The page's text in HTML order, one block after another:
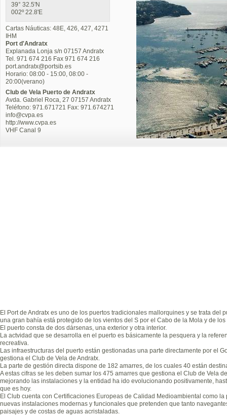
39° 32.5'N
002º 22.8'E
Cartas Náuticas: 48E, 426, 427, 4271
IHM
Port d'Andratx
Explanada Lonja s/n 07157 Andratx
Tel. 971 674 216 Fax 971 674 216
port.andratx@portsib.es
Horario: 08:00 - 15:00, 08:00 -
20:00(verano)
Club de Vela Puerto de Andratx
Avda. Gabriel Roca, 27 07157 Andratx
Teléfono: 971.671721 Fax: 971.674271
info@cvpa.es
http://www.cvpa.es
VHF Canal 9
El Port de Andratx es uno de los puertos tradicionales mallorquines y se trata del
una gran bahía está protegido de los vientos del S por el Cabo de la Mola y de
El puerto consta de dos dársenas, una exterior y otra interior.
La actvidad que se desarrolla en el puerto es básicamente la pesquera y la
recreativa.
Las infraestructuras del puerto están gestionadas una parte directamente por el
gestiona el Club de Vela de Andratx.
La parte de gestión directa dispone de 182 amarres, de los cuales 40 están
A estas cifras se les deben sumar los 475 amarres que gestiona el Club de Vela
mejorando las instalaciones y la entidad ha ido evolucionando positivamente,
que es hoy.
El Club cuenta con Certificaciones Europeas de Calidad Medioambiental como
nuevas instalaciones modernas y funcionales que pretenden que tanto
paisajes y de costas de aguas acristaladas.